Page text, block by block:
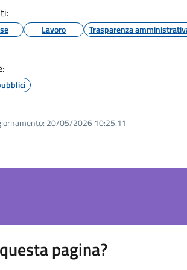
Lavoro Trasparenza
20/05/2026 10:25.11
pagina?